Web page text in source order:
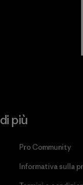
più
Pro Community
Informativa sulla